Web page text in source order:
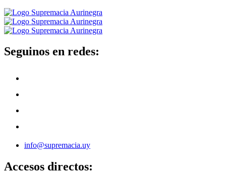
Seguinos en redes:
info@supremacia.uy
Accesos directos: